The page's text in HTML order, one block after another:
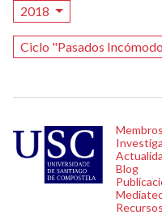
2018
Ciclo "Pasados
Membros
Blog
Recursos